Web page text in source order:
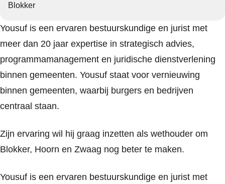
Blokker
Yousuf is een ervaren bestuurskundige en jurist met
meer dan 20 jaar expertise in strategisch advies,
programmamanagement en juridische dienstverlening
binnen gemeenten. Yousuf staat voor vernieuwing
binnen gemeenten, waarbij burgers en bedrijven
centraal staan.
Zijn ervaring wil hij graag inzetten als wethouder om
Blokker, Hoorn en Zwaag nog beter te maken.
Yousuf is een ervaren bestuurskundige en jurist met